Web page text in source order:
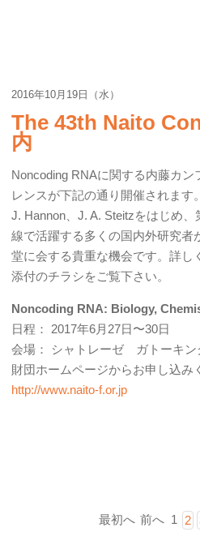
2016年10月19日（水）
The 43th Naito
内
Noncoding RNAに関する内藤カン
レンスが下記の通り開催されます
J. Hannon、J. A. Steitzをはじめ、
線で活躍する多くの国内外研究者
堂に会する貴重な機会です。詳し
添付のチラシをご覧下さい。
Noncoding RNA: Biology,
日程： 2017年6月27日〜30日
会場： シャトレーゼ ガトーキ
財団ホームページからお申し込み
http://www.naito-f.or.jp
最初へ 前へ 1 2